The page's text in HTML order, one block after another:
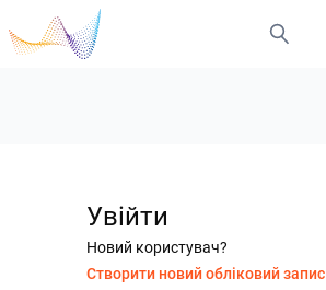
Увійти
Новий користувач?
Створити новий обліковий запис